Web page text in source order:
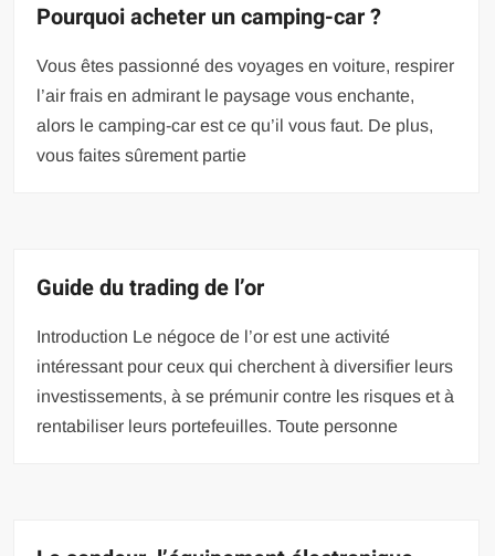
Pourquoi acheter un camping-car ?
Vous êtes passionné des voyages en voiture, respirer
l’air frais en admirant le paysage vous enchante,
alors le camping-car est ce qu’il vous faut. De plus,
vous faites sûrement partie
Guide du trading de l’or
Introduction Le négoce de l’or est une activité
intéressant pour ceux qui cherchent à diversifier leurs
investissements, à se prémunir contre les risques et à
rentabiliser leurs portefeuilles. Toute personne